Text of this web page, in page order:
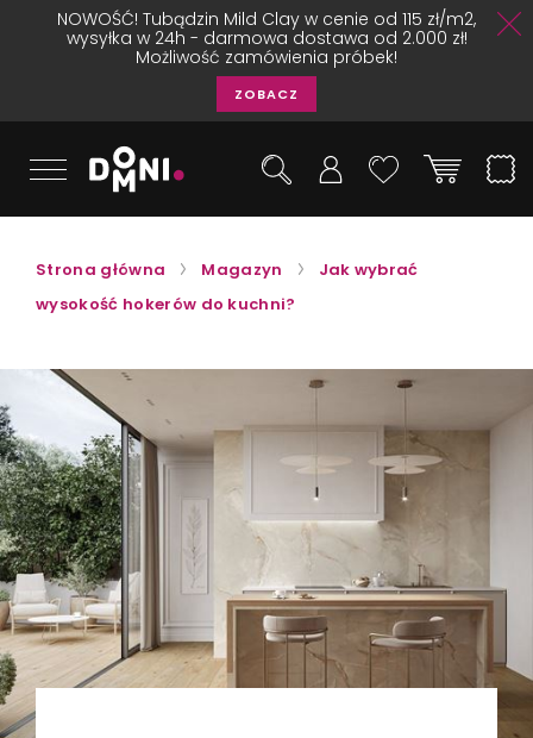
NOWOŚĆ! Tubądzin Mild Clay w cenie od 115 zł/m2,
wysyłka w 24h - darmowa dostawa od 2.000 zł!
Możliwość zamówienia próbek!
ZOBACZ
Strona główna Magazyn
Jak wybrać
wysokość hokerów do kuchni?